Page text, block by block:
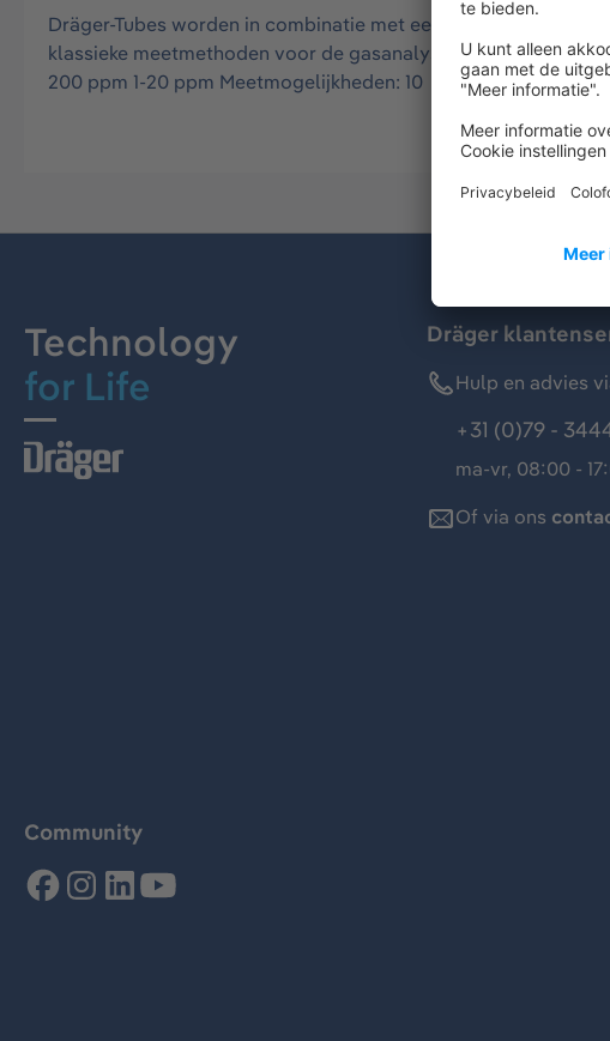
Dräger-Tubes worden in combinatie met een Dräger
klassieke meetmethoden voor de gasanalyse. Deze Dräger-
200 ppm 1-20 ppm Meetmogelijkheden: 10
Technology
for Life
Dräger
Hulp en advies
+31 (0)79 -
ma-vr, 08:00 -
Of via ons
Community